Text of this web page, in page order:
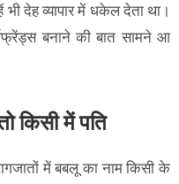
भी देह व्यापार में धकेल देता था।
बनाने की बात सामने आ
किसी में पति
में बबलू का नाम किसी के